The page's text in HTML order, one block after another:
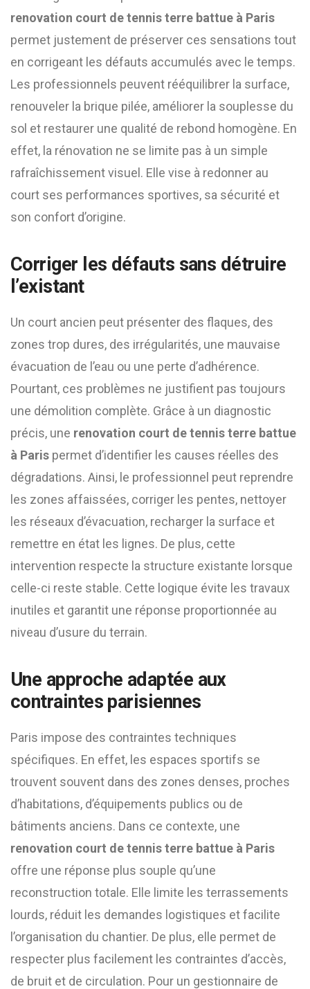
renovation court de tennis terre battue à Paris
permet justement de préserver ces sensations tout
en corrigeant les défauts accumulés avec le temps.
Les professionnels peuvent rééquilibrer la surface,
renouveler la brique pilée, améliorer la souplesse du
sol et restaurer une qualité de rebond homogène. En
effet, la rénovation ne se limite pas à un simple
rafraîchissement visuel. Elle vise à redonner au
court ses performances sportives, sa sécurité et
son confort d’origine.
Corriger les défauts sans détruire
l’existant
Un court ancien peut présenter des flaques, des
zones trop dures, des irrégularités, une mauvaise
évacuation de l’eau ou une perte d’adhérence.
Pourtant, ces problèmes ne justifient pas toujours
une démolition complète. Grâce à un diagnostic
précis, une renovation court de tennis terre battue
à Paris permet d’identifier les causes réelles des
dégradations. Ainsi, le professionnel peut reprendre
les zones affaissées, corriger les pentes, nettoyer
les réseaux d’évacuation, recharger la surface et
remettre en état les lignes. De plus, cette
intervention respecte la structure existante lorsque
celle-ci reste stable. Cette logique évite les travaux
inutiles et garantit une réponse proportionnée au
niveau d’usure du terrain.
Une approche adaptée aux
contraintes parisiennes
Paris impose des contraintes techniques
spécifiques. En effet, les espaces sportifs se
trouvent souvent dans des zones denses, proches
d’habitations, d’équipements publics ou de
bâtiments anciens. Dans ce contexte, une
renovation court de tennis terre battue à Paris
offre une réponse plus souple qu’une
reconstruction totale. Elle limite les terrassements
lourds, réduit les demandes logistiques et facilite
l’organisation du chantier. De plus, elle permet de
respecter plus facilement les contraintes d’accès,
de bruit et de circulation. Pour un gestionnaire de